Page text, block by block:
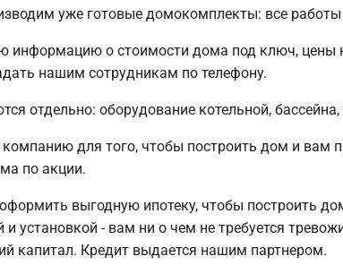
уже готовые домокомплекты: все работы
информацию о стоимости дома под ключ, цены
нашим сотрудникам по телефону.
отдельно: оборудование котельной,
компанию для того, чтобы построить дом и
по акции.
выгодную ипотеку, чтобы построить
и установкой - вам ни о чем не требуется
капитал. Кредит выдается нашим партнером.